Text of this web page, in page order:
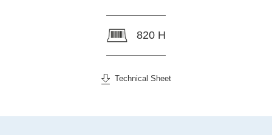
820 H
Technical Sheet